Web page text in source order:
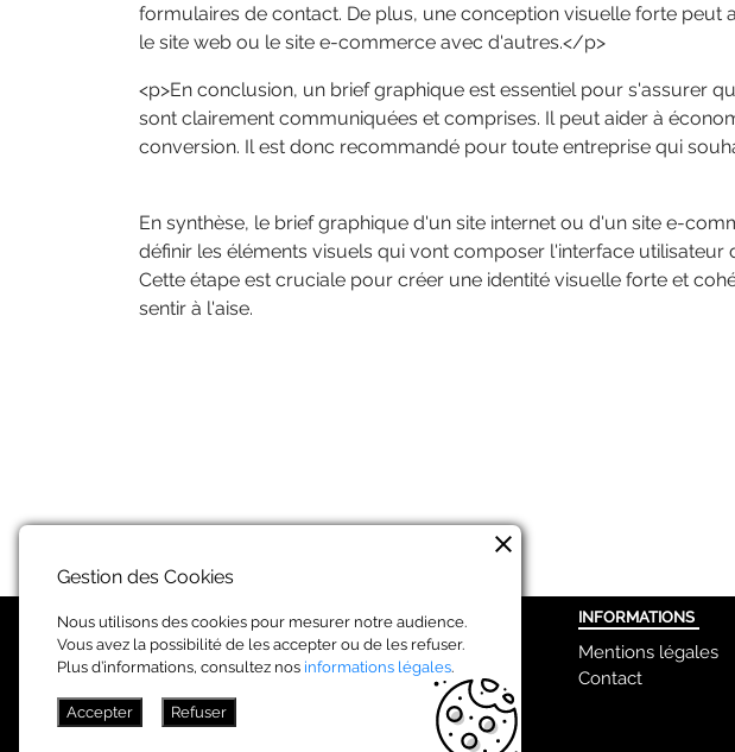
clear
Gestion des Cookies
Nous utilisons des cookies pour mesurer notre audience.
Vous avez la possibilité de les accepter ou de les refuser.
Plus d’informations, consultez nos informations légales.
Accepter Refuser
formulaires de contact. De plus, une conception visuelle forte
le site web ou le site e-commerce avec d'autres.</p>
<p>En conclusion, un brief graphique est essentiel pour s'assurer
sont clairement communiquées et comprises. Il peut aider à
conversion. Il est donc recommandé pour toute entreprise qui
En synthèse, le brief graphique d'un site internet ou d'un site e-
définir les éléments visuels qui vont composer l'interface
Cette étape est cruciale pour créer une identité visuelle forte et
sentir à l'aise.
VATILAB
L'agence
Portfolio
INFORMATIONS
Mentions légales
Contact